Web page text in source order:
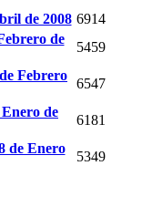
de 2008 6914
de
5459
Febrero
6547
de
6181
de Enero
5349